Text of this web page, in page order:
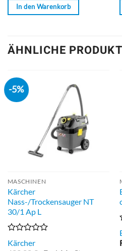
In den Warenkorb
ÄHNLICHE
-5%
MASCHINEN
Kärcher
Nass-/Trockensauger NT
30/1 Ap L
Bewertet
mit
Kärcher